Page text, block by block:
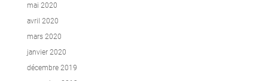
mai 2020
avril 2020
mars 2020
janvier 2020
décembre 2019